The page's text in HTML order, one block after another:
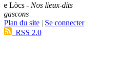
e Lòcs - Nos lieux-dits
gascons
Plan du site | Se connecter|
RSS 2.0